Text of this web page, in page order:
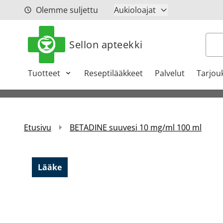
Siirry sisältöönOlemme suljettu Aukioloajat
Sellon apteekki Haku
Tuotteet Reseptilääkkeet Palvelut
Etusivu BETADINE suuvesi 10 mg/ml 100 ml
Lääke